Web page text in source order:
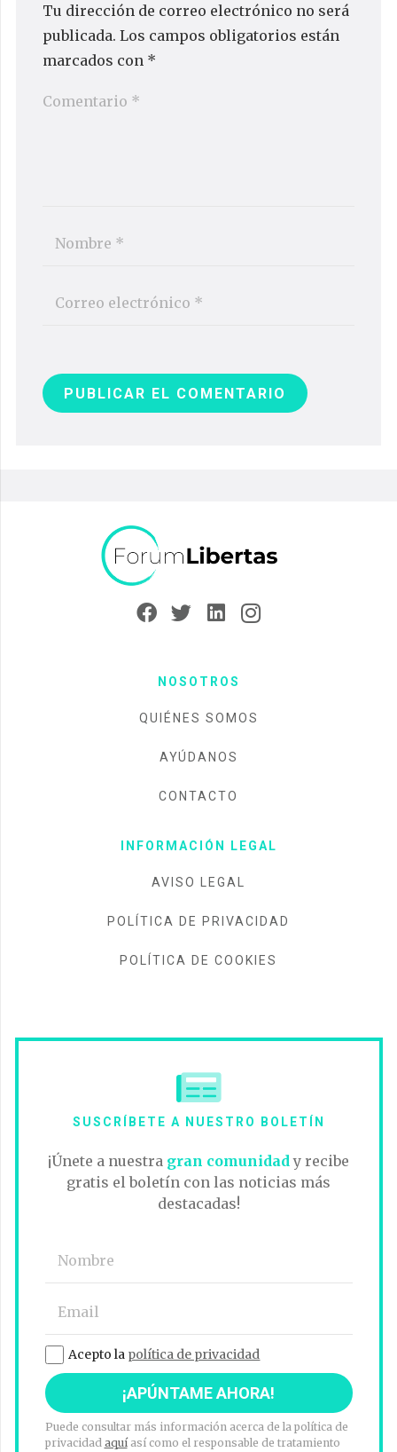
Tu dirección de correo electrónico no será
publicada. Los campos obligatorios están
marcados con *
PUBLICAR EL COMENTARIO
NOSOTROS
QUIÉNES SOMOS
AYÚDANOS
CONTACTO
INFORMACIÓN LEGAL
AVISO LEGAL
POLÍTICA DE PRIVACIDAD
POLÍTICA DE COOKIES
SUSCRÍBETE A NUESTRO BOLETÍN
¡Únete a nuestra gran comunidad y recibe
gratis el boletín con las noticias más
destacadas!
Acepto la política de privacidad
Puede consultar más información acerca de la política de
privacidad aquíasí como el responsable de tratamiento